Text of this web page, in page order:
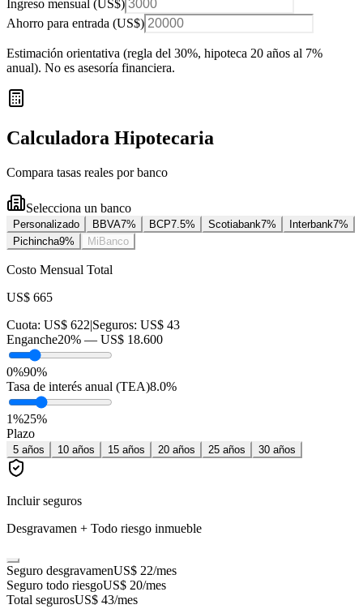
Ingreso mensual (US$)
Ahorro para entrada (US$)
Estimación orientativa (regla del 30%, hipoteca 20 años al 7%
anual). No es asesoría financiera.
Calculadora Hipotecaria
Compara tasas reales por banco
Selecciona un banco
Personalizado BBVA7% BCP7.5% Scotiabank7% Interbank7%
Pichincha9% MiBanco
Costo Mensual Total
US$ 665
Cuota: US$ 622|Seguros: US$ 43
Enganche20% — US$ 18.600
0%90%
Tasa de interés anual (TEA)8.0%
1%25%
Plazo
5 años 10 años 15 años 20 años 25 años 30 años
Incluir seguros
Desgravamen + Todo riesgo inmueble
Seguro desgravamenUS$ 22/mes
Seguro todo riesgoUS$ 20/mes
Total segurosUS$ 43/mes